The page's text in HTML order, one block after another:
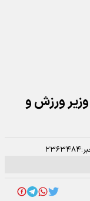
ورزش و
۲۳۶۳۴۸۴